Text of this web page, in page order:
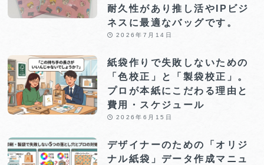
耐久性があり推し活やIPビジ
ネスに最適なバッグです。
2026年7月14日
紙袋作りで失敗しないための
「色校正」と「製袋校正」。
プロが本紙にこだわる理由と
費用・スケジュール
2026年6月15日
デザイナーのための「オリジ
ナル紙袋」データ作成マニュ